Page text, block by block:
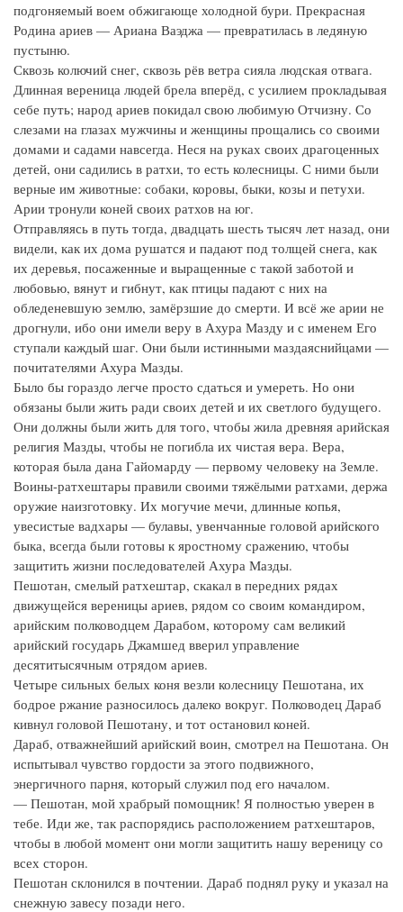
подгоняемый воем обжигающе холодной бури. Прекрасная
Родина ариев — Ариана Ваэджа — превратилась в ледяную
пустыню.
Сквозь колючий снег, сквозь рёв ветра сияла людская отвага.
Длинная вереница людей брела вперёд, с усилием прокладывая
себе путь; народ ариев покидал свою любимую Отчизну. Со
слезами на глазах мужчины и женщины прощались со своими
домами и садами навсегда. Неся на руках своих драгоценных
детей, они садились в ратхи, то есть колесницы. С ними были
верные им животные: собаки, коровы, быки, козы и петухи.
Арии тронули коней своих ратхов на юг.
Отправляясь в путь тогда, двадцать шесть тысяч лет назад, они
видели, как их дома рушатся и падают под толщей снега, как
их деревья, посаженные и выращенные с такой заботой и
любовью, вянут и гибнут, как птицы падают с них на
обледеневшую землю, замёрзшие до смерти. И всё же арии не
дрогнули, ибо они имели веру в Ахура Мазду и с именем Его
ступали каждый шаг. Они были истинными маздаяснийцами —
почитателями Ахура Мазды.
Было бы гораздо легче просто сдаться и умереть. Но они
обязаны были жить ради своих детей и их светлого будущего.
Они должны были жить для того, чтобы жила древняя арийская
религия Мазды, чтобы не погибла их чистая вера. Вера,
которая была дана Гайомарду — первому человеку на Земле.
Воины-ратхештары правили своими тяжёлыми ратхами, держа
оружие наизготовку. Их могучие мечи, длинные копья,
увесистые вадхары — булавы, увенчанные головой арийского
быка, всегда были готовы к яростному сражению, чтобы
защитить жизни последователей Ахура Мазды.
Пешотан, смелый ратхештар, скакал в передних рядах
движущейся вереницы ариев, рядом со своим командиром,
арийским полководцем Дарабом, которому сам великий
арийский государь Джамшед вверил управление
десятитысячным отрядом ариев.
Четыре сильных белых коня везли колесницу Пешотана, их
бодрое ржание разносилось далеко вокруг. Полководец Дараб
кивнул головой Пешотану, и тот остановил коней.
Дараб, отважнейший арийский воин, смотрел на Пешотана. Он
испытывал чувство гордости за этого подвижного,
энергичного парня, который служил под его началом.
— Пешотан, мой храбрый помощник! Я полностью уверен в
тебе. Иди же, так распорядись расположением ратхештаров,
чтобы в любой момент они могли защитить нашу вереницу со
всех сторон.
Пешотан склонился в почтении. Дараб поднял руку и указал на
снежную завесу позади него.